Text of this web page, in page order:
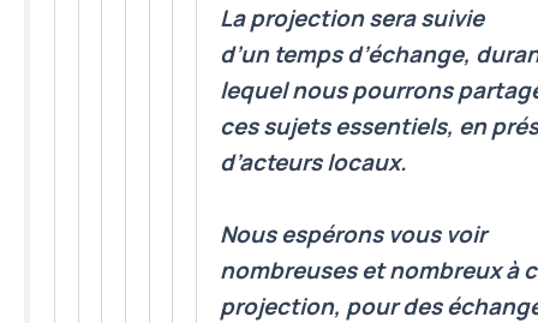
La projection sera suivie
d’untemps d’échange,
lequel nous pourrons
ces sujets essentiels, en
d’acteurs locaux.
Nous espérons vous voir
nombreuses et nombreux à
projection, pour des